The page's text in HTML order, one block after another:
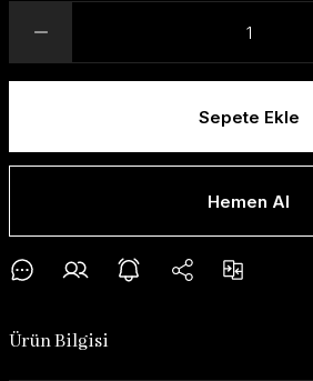
Sepete Ekle
Hemen Al
Ürün Bilgisi